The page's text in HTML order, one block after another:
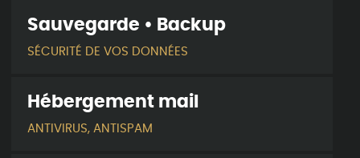
Sauvegarde • Backup
SÉCURITÉ DE VOS DONNÉES
Hébergement mail
ANTIVIRUS, ANTISPAM